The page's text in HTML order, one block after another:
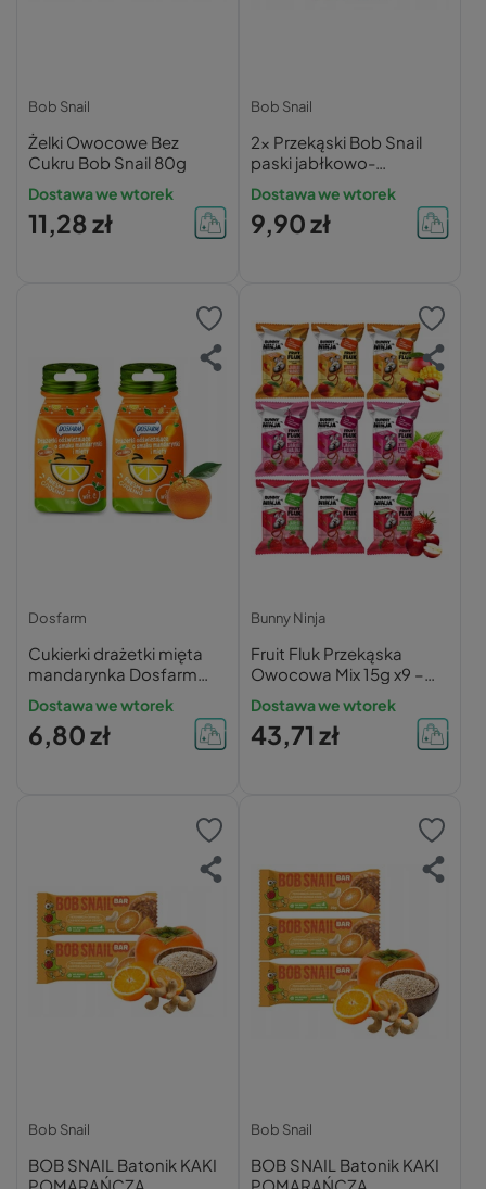
Bob Snail
Żelki Owocowe Bez
Cukru Bob Snail 80g
Dostawa we wtorek
11,28 zł
Bob Snail
2x Przekąski Bob Snail
paski jabłkowo-
malinowe 14 g
Dostawa we wtorek
9,90 zł
Dosfarm
Cukierki drażetki mięta
mandarynka Dosfarm
16g
Dostawa we wtorek
6,80 zł
Bunny Ninja
Fruit Fluk Przekąska
Owocowa Mix 15g x9 –
Bunny Ninja
Dostawa we wtorek
43,71 zł
Bob Snail
BOB SNAIL Batonik KAKI
Bob Snail
BOB SNAIL Batonik KAKI